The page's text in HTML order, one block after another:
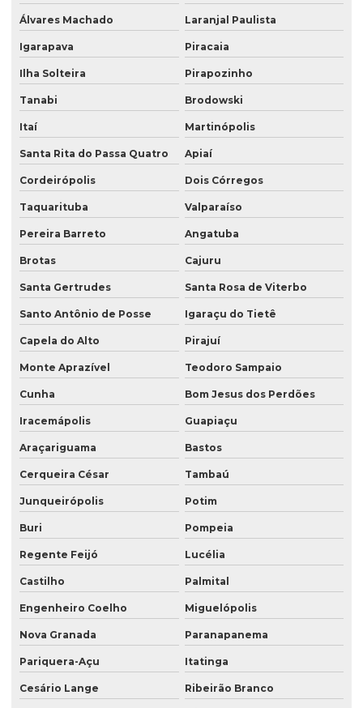
Álvares Machado Laranjal Paulista
Igarapava Piracaia
Ilha Solteira Pirapozinho
Tanabi Brodowski
Itaí Martinópolis
Santa Rita do Passa Quatro Apiaí
Cordeirópolis Dois Córregos
Taquarituba Valparaíso
Pereira Barreto Angatuba
Brotas Cajuru
Santa Gertrudes Santa Rosa de Viterbo
Santo Antônio de Posse Igaraçu do Tietê
Capela do Alto Pirajuí
Monte Aprazível Teodoro Sampaio
Cunha Bom Jesus dos Perdões
Iracemápolis Guapiaçu
Araçariguama Bastos
Cerqueira César Tambaú
Junqueirópolis Potim
Buri Pompeia
Regente Feijó Lucélia
Castilho Palmital
Engenheiro Coelho Miguelópolis
Nova Granada Paranapanema
Pariquera-Açu Itatinga
Cesário Lange Ribeirão Branco